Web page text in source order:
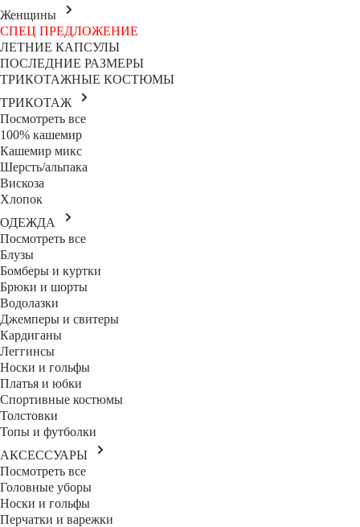
Женщины
СПЕЦ ПРЕДЛОЖЕНИЕ
ЛЕТНИЕ КАПСУЛЫ
ПОСЛЕДНИЕ РАЗМЕРЫ
ТРИКОТАЖНЫЕ КОСТЮМЫ
ТРИКОТАЖ
Посмотреть все
100% кашемир
Кашемир микс
Шерсть/альпака
Вискоза
Хлопок
ОДЕЖДА
Посмотреть все
Блузы
Бомберы и куртки
Брюки и шорты
Водолазки
Джемперы и свитеры
Кардиганы
Леггинсы
Носки и гольфы
Платья и юбки
Спортивные костюмы
Толстовки
Топы и футболки
АКСЕССУАРЫ
Посмотреть все
Головные уборы
Носки и гольфы
Перчатки и варежки